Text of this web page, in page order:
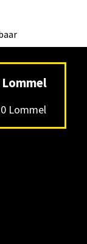
Lommel